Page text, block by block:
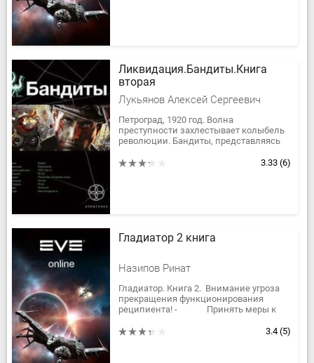
Ликвидация.Бандиты.Книга
вторая
Лукьянов Алексей Сергеевич
Петроград, 1920 год. Волна
преступности захлестывает колыбель
революции. Бандиты, представляясь
называется «самочинка». Шайка 3.33 (6)
Гладиатор 2 книга
Назипов Ринат
Гладиатор. Книга 2. Внимание угроза
прекращения функционирования
реципиента! - Принять меры к
- Нет возможности,...
3.4 (5)